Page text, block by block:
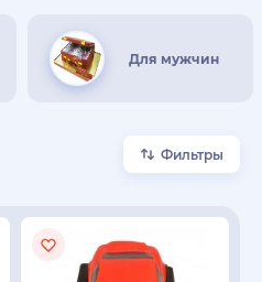
Для мужчин
Фильтры